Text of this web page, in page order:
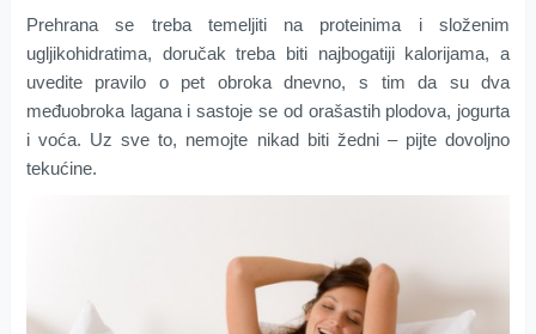
Prehrana se treba temeljiti na proteinima i složenim
ugljikohidratima, doručak treba biti najbogatiji kalorijama, a
uvedite pravilo o pet obroka dnevno, s tim da su dva
međuobroka lagana i sastoje se od orašastih plodova, jogurta
i voća. Uz sve to, nemojte nikad biti žedni – pijte dovoljno
tekućine.